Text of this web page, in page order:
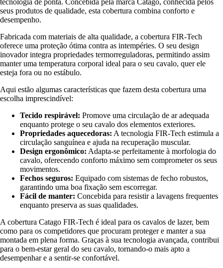
seus produtos de qualidade, esta cobertura combina conforto e
desempenho.
Fabricada com materiais de alta qualidade, a cobertura FIR-Tech
oferece uma proteção ótima contra as intempéries. O seu design
inovador integra propriedades termorreguladoras, permitindo assim
manter uma temperatura corporal ideal para o seu cavalo, quer ele
esteja fora ou no estábulo.
Aqui estão algumas características que fazem desta cobertura uma
escolha imprescindível:
Tecido respirável: Promove uma circulação de ar adequada
enquanto protege o seu cavalo dos elementos exteriores.
Propriedades aquecedoras: A tecnologia FIR-Tech estimula a
circulação sanguínea e ajuda na recuperação muscular.
Design ergonômico: Adapta-se perfeitamente à morfologia do
cavalo, oferecendo conforto máximo sem comprometer os seus
movimentos.
Fechos seguros: Equipado com sistemas de fecho robustos,
garantindo uma boa fixação sem escorregar.
Fácil de manter: Concebida para resistir a lavagens frequentes
enquanto preserva as suas qualidades.
A cobertura Catago FIR-Tech é ideal para os cavalos de lazer, bem
como para os competidores que procuram proteger e manter a sua
montada em plena forma. Graças à sua tecnologia avançada, contribui
para o bem-estar geral do seu cavalo, tornando-o mais apto a
desempenhar e a sentir-se confortável.